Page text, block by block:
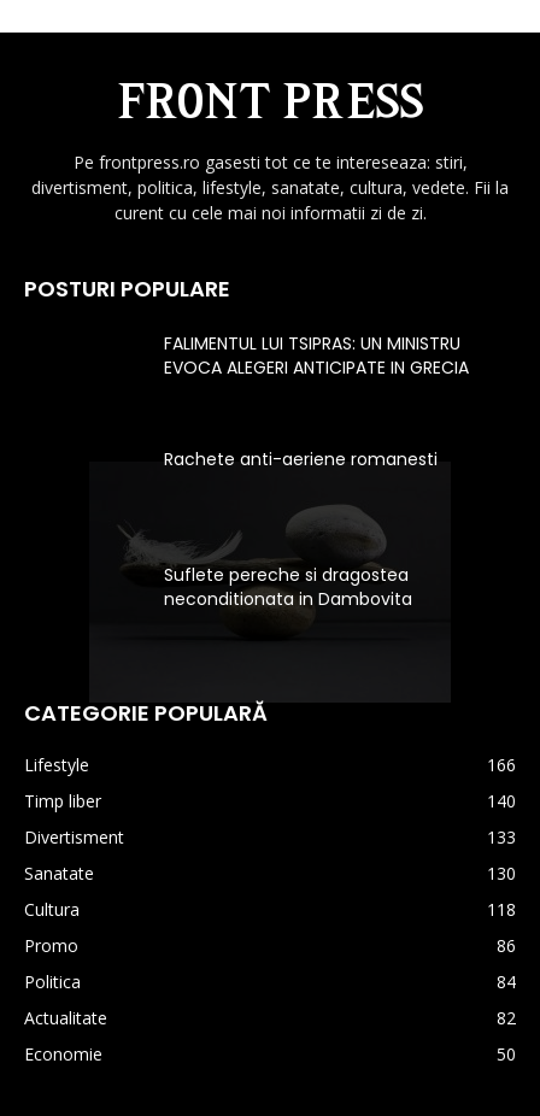
Pe frontpress.ro gasesti tot ce te intereseaza: stiri,
divertisment, politica, lifestyle, sanatate, cultura, vedete. Fii la
curent cu cele mai noi informatii zi de zi.
POSTURI POPULARE
FALIMENTUL LUI TSIPRAS: UN MINISTRU
EVOCA ALEGERI ANTICIPATE IN GRECIA
Rachete anti-aeriene romanesti
Suflete pereche si dragostea
neconditionata in Dambovita
CATEGORIE POPULARĂ
Lifestyle
166
Timp liber
140
Divertisment
133
Sanatate
130
Cultura
118
Promo
86
Politica
84
Actualitate
82
Economie
50